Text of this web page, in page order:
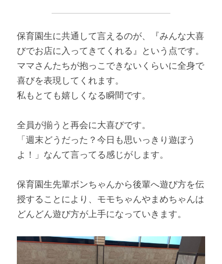
保育園生に共通して言えるのが、『みんな大喜
びでお店に入ってきてくれる』という点です。
ママさんたちが抱っこできないくらいに全身で
喜びを表現してくれます。
私もとても嬉しくなる瞬間です。
全員が揃うと再会に大喜びです。
「週末どうだった？今日も思いっきり遊ぼう
よ！」なんて言ってる感じがします。
保育園生先輩ボンちゃんから後輩へ遊び方を伝
授することにより、モモちゃんやまめちゃんは
どんどん遊び方が上手になっていきます。